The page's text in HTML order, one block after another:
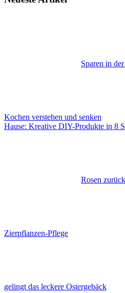
Sparen in
Kochen verstehen und senken
Hause: Kreative DIY-Produkte in 8
Rosen
Zierpflanzen-Pflege
gelingt das leckere Ostergebäck